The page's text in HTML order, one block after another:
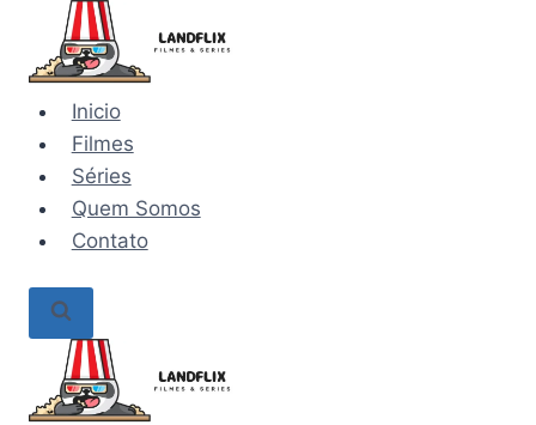
ConteúdoInicio
Filmes
Séries
Quem Somos
Contato